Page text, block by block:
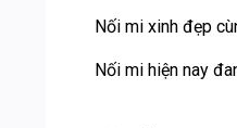
Nối mi xinh đẹp
Nối mi hiện nay